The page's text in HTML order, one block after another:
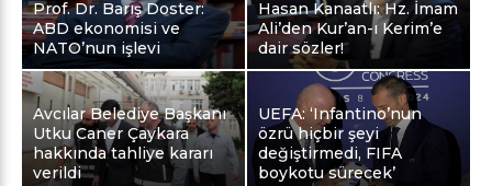
Prof. Dr. Barış Doster:
ABD ekonomisi ve
NATO’nun işlevi
Hasan Kanaatlı: Hz. İmam
Ali’den Kur’an-ı Kerim’e
dair sözler!
Avcılar Belediye Başkanı
Utku Caner Çaykara
hakkında tahliye kararı
verildi
UEFA: ‘Infantino’nun
özrü hiçbir şeyi
değiştirmedi, FIFA
boykotu sürecek’